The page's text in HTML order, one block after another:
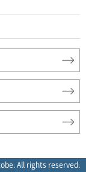
All rights reserved.